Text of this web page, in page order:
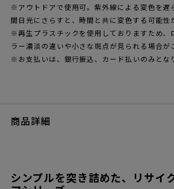
※アウトドアで使用可。紫外線による変色を遅
間日光にさらすと、時間と共に変色する可能性
※再生プラスチックを使用しておりますため、
ラー濃淡の違いや小さな斑点が見られる場合が
※お支払いは、銀行振込、カード払いのみとな
商品詳細
シンプルを突き詰めた、リサイ